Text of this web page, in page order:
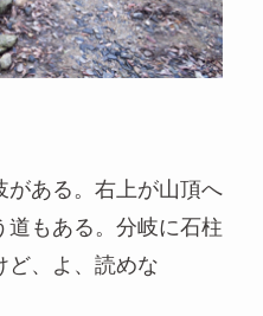
がある。右上が山頂へ
もある。分岐に石柱
ど、よ、読めな